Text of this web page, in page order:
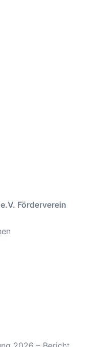
Förderverein